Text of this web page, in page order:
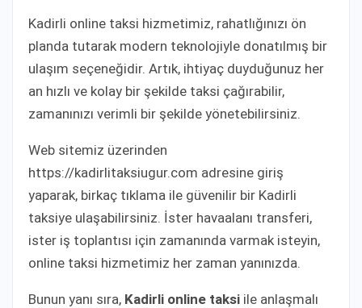
Kadirli online taksi hizmetimiz, rahatlığınızı ön
planda tutarak modern teknolojiyle donatılmış bir
ulaşım seçeneğidir. Artık, ihtiyaç duyduğunuz her
an hızlı ve kolay bir şekilde taksi çağırabilir,
zamanınızı verimli bir şekilde yönetebilirsiniz.
Web sitemiz üzerinden
https://kadirlitaksiugur.com adresine giriş
yaparak, birkaç tıklama ile güvenilir bir Kadirli
taksiye ulaşabilirsiniz. İster havaalanı transferi,
ister iş toplantısı için zamanında varmak isteyin,
online taksi hizmetimiz her zaman yanınızda.
Bunun yanı sıra, Kadirli online taksi ile anlaşmalı